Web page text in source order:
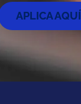
APLICA AQUÍ